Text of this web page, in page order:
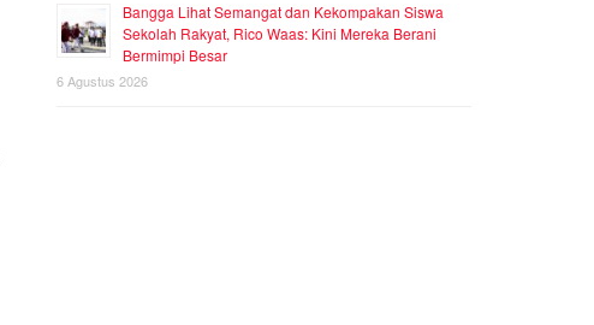
Bangga Lihat Semangat dan Kekompakan Siswa
Sekolah Rakyat, Rico Waas: Kini Mereka Berani
Bermimpi Besar
6 Agustus 2026